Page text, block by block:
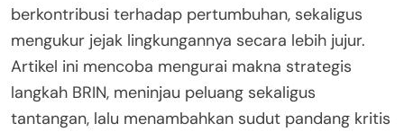
berkontribusi terhadap pertumbuhan, sekaligus
mengukur jejak lingkungannya secara lebih jujur.
Artikel ini mencoba mengurai makna strategis
langkah BRIN, meninjau peluang sekaligus
tantangan, lalu menambahkan sudut pandang kritis